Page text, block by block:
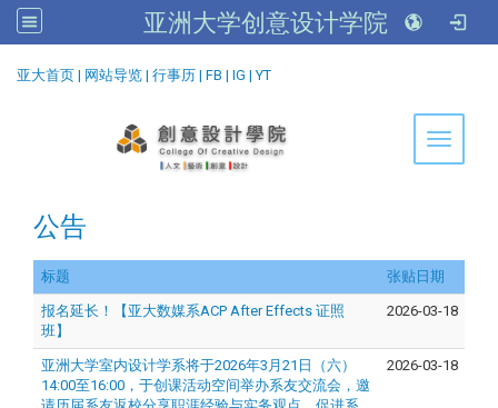
亚洲大学创意设计学院
亚大首页 | 网站导览 | 行事历 | FB | IG | YT
Toggle
公告
标题 张贴日期
报名延长！【亚大数媒系ACP After Effects 证照
班】
2026-03-18
亚洲大学室内设计学系将于2026年3月21日（六）
14:00至16:00，于创课活动空间举办系友交流会，邀
2026-03-18